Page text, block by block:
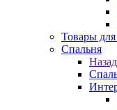
Товары
Спальня
Назад